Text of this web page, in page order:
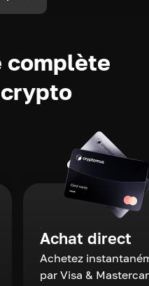
complète
Achat direct
Achetez
par Visa &